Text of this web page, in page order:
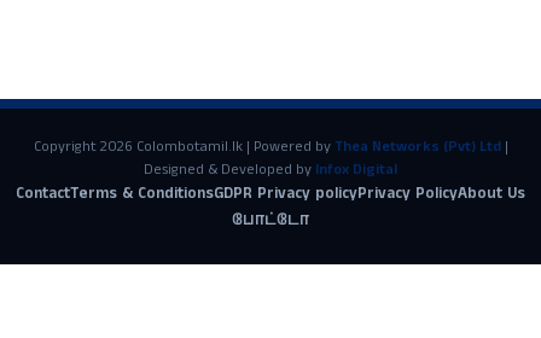
Copyright 2026 Colombotamil.lk | Powered by Thea Networks (Pvt) Ltd|
Designed & Developed by Infox Digital
ContactTerms & ConditionsGDPR Privacy policyPrivacy PolicyAbout Us
போட்டோ